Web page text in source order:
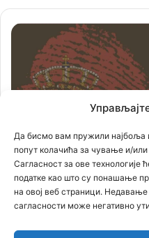
Да бисмо вам пружили најбоља
попут колачића за чување и/
Сагласност за ове технологије
податке као што су понашање
на овој веб страници.
сагласности може негативно